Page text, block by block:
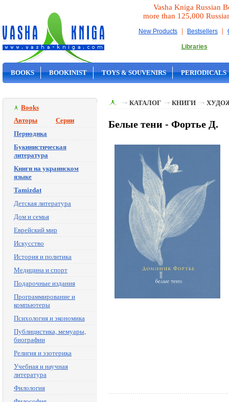
Vasha Kniga Russian
more than 125,000
New Products | Bestsellers |
Libraries
BOOKS BOOKINIST TOYS & SOUVENIRS PERIODICALS
Books
Авторы
Серии
Периодика
Букинистическая
литература
Книги на украинском
языке
Tamizdat
Детская литература
Дом и семья
Еврейский мир
Искусство
История и политика
Медицина и спорт
Подарочные издания
Программирование и
компьютеры
Психология и экономика
Публицистика, мемуары,
биографии
Религия и эзотерика
Учебная и научная
литература
Филология
КАТАЛОГ КНИГИ
Белые тени - Фортье Д.